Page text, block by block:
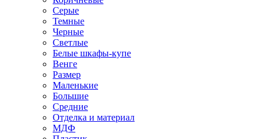
Серые
Темные
Черные
Светлые
Белые шкафы-купе
Венге
Размер
Маленькие
Большие
Средние
Отделка и материал
МДФ